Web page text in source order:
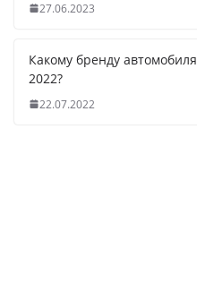
27.06.2023
Какому бренду
2022?
22.07.2022